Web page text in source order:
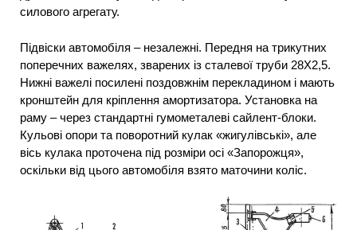
силового агрегату.
Підвіски автомобіля – незалежні. Передня на трикутних
поперечних важелях, зварених із сталевої труби 28X2,5.
Нижні важелі посилені поздовжнім перекладином і мають
кронштейн для кріплення амортизатора. Установка на
раму – через стандартні гумометалеві сайлент-блоки.
Кульові опори та поворотний кулак «жигулівські», але
вісь кулака проточена під розміри осі «Запорожця»,
оскільки від цього автомобіля взято маточини коліс.